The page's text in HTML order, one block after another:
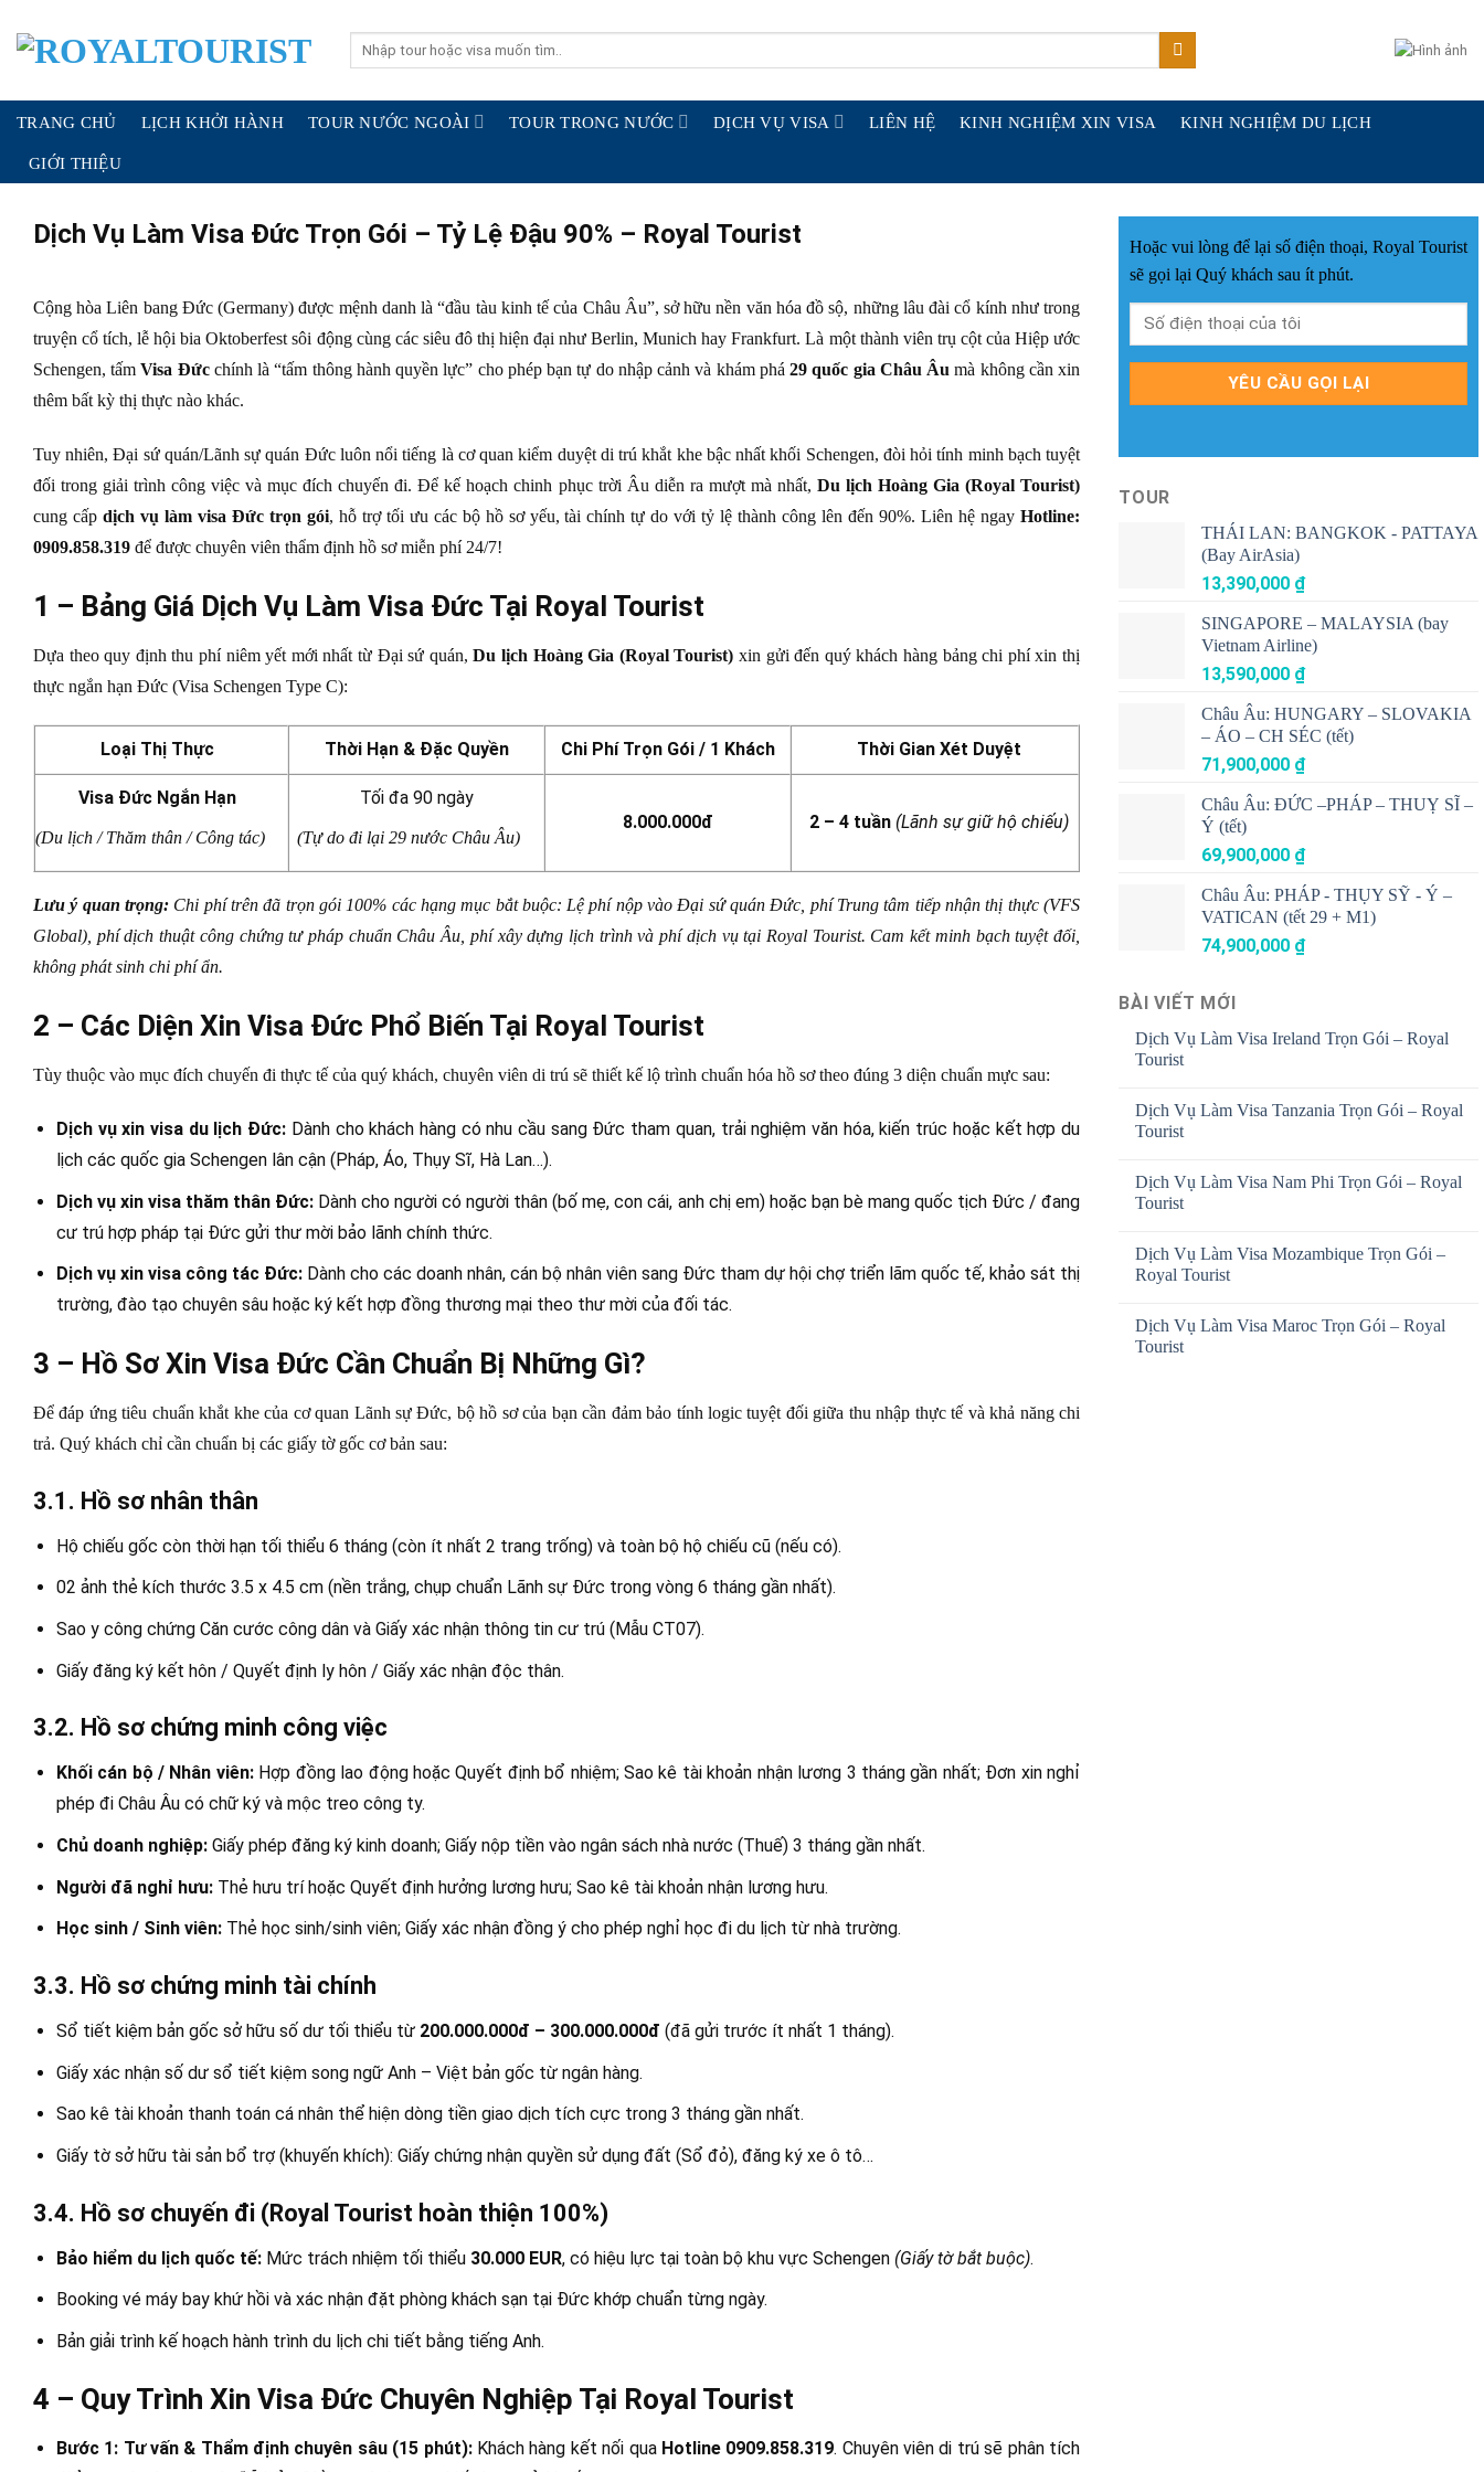
content
Search
TRANG CHỦ LỊCH KHỞI HÀNH TOUR NƯỚC NGOÀI TOUR TRONG NƯỚC DỊCH VỤ VISA LIÊN HỆ KINH NGHIỆM XIN VISA KINH NGHIỆM DU LỊCH
GIỚI THIỆU
Dịch Vụ Làm Visa Đức Trọn Gói – Tỷ Lệ Đậu 90% – Royal Tourist
Cộng hòa Liên bang Đức (Germany) được mệnh danh là “đầu tàu kinh tế của Châu Âu”, sở hữu nền văn hóa đồ sộ, những lâu đài cổ kính như trong
truyện cổ tích, lễ hội bia Oktoberfest sôi động cùng các siêu đô thị hiện đại như Berlin, Munich hay Frankfurt. Là một thành viên trụ cột của Hiệp ước
Schengen, tấmVisa Đứcchính là “tấm thông hành quyền lực” cho phép bạn tự do nhập cảnh và khám phá29 quốc gia Châu Âu mà không cần xin
thêm bất kỳ thị thực nào khác.
Tuy nhiên, Đại sứ quán/Lãnh sự quán Đức luôn nổi tiếng là cơ quan kiểm duyệt di trú khắt khe bậc nhất khối Schengen, đòi hỏi tính minh bạch tuyệt
đối trong giải trình công việc và mục đích chuyến đi. Để kế hoạch chinh phục trời Âu diễn ra mượt mà nhất, Du lịch Hoàng Gia (Royal Tourist)
cung cấp dịch vụ làm visa Đức trọn gói, hỗ trợ tối ưu các bộ hồ sơ yếu, tài chính tự do với tỷ lệ thành công lên đến 90%. Liên hệ ngayHotline:
0909.858.319 để được chuyên viên thẩm định hồ sơ miễn phí 24/7!
1 – Bảng Giá Dịch Vụ Làm Visa Đức Tại Royal Tourist
Dựa theo quy định thu phí niêm yết mới nhất từ Đại sứ quán,Du lịch Hoàng Gia (Royal Tourist) xin gửi đến quý khách hàng bảng chi phí xin thị
thực ngắn hạn Đức (Visa Schengen Type C):
Loại Thị Thực Thời Hạn & Đặc Quyền Chi Phí Trọn Gói / 1 Khách Thời Gian Xét Duyệt
Visa Đức Ngắn Hạn
(Du lịch / Thăm thân / Công tác)
Tối đa 90 ngày
(Tự do đi lại 29 nước Châu Âu)
8.000.000đ 2 – 4 tuần (Lãnh sự giữ hộ chiếu)
Lưu ý quan trọng:Chi phí trên đã trọn gói 100% các hạng mục bắt buộc: Lệ phí nộp vào Đại sứ quán Đức, phí Trung tâm tiếp nhận thị thực (VFS
Global), phí dịch thuật công chứng tư pháp chuẩn Châu Âu, phí xây dựng lịch trình và phí dịch vụ tại Royal Tourist. Cam kết minh bạch tuyệt đối,
không phát sinh chi phí ẩn.
2 – Các Diện Xin Visa Đức Phổ Biến Tại Royal Tourist
Tùy thuộc vào mục đích chuyến đi thực tế của quý khách, chuyên viên di trú sẽ thiết kế lộ trình chuẩn hóa hồ sơ theo đúng 3 diện chuẩn mực sau:
Dịch vụ xin visa du lịch Đức: Dành cho khách hàng có nhu cầu sang Đức tham quan, trải nghiệm văn hóa, kiến trúc hoặc kết hợp du
lịch các quốc gia Schengen lân cận (Pháp, Áo, Thụy Sĩ, Hà Lan…).
Dịch vụ xin visa thăm thân Đức: Dành cho người có người thân (bố mẹ, con cái, anh chị em) hoặc bạn bè mang quốc tịch Đức / đang
cư trú hợp pháp tại Đức gửi thư mời bảo lãnh chính thức.
Dịch vụ xin visa công tác Đức:Dành cho các doanh nhân, cán bộ nhân viên sang Đức tham dự hội chợ triển lãm quốc tế, khảo sát thị
trường, đào tạo chuyên sâu hoặc ký kết hợp đồng thương mại theo thư mời của đối tác.
3 – Hồ Sơ Xin Visa Đức Cần Chuẩn Bị Những Gì?
Để đáp ứng tiêu chuẩn khắt khe của cơ quan Lãnh sự Đức, bộ hồ sơ của bạn cần đảm bảo tính logic tuyệt đối giữa thu nhập thực tế và khả năng chi
trả. Quý khách chỉ cần chuẩn bị các giấy tờ gốc cơ bản sau:
3.1. Hồ sơ nhân thân
Hộ chiếu gốc còn thời hạn tối thiểu 6 tháng (còn ít nhất 2 trang trống) và toàn bộ hộ chiếu cũ (nếu có).
02 ảnh thẻ kích thước 3.5 x 4.5 cm (nền trắng, chụp chuẩn Lãnh sự Đức trong vòng 6 tháng gần nhất).
Sao y công chứng Căn cước công dân và Giấy xác nhận thông tin cư trú (Mẫu CT07).
Giấy đăng ký kết hôn / Quyết định ly hôn / Giấy xác nhận độc thân.
3.2. Hồ sơ chứng minh công việc
Khối cán bộ / Nhân viên:Hợp đồng lao động hoặc Quyết định bổ nhiệm; Sao kê tài khoản nhận lương 3 tháng gần nhất; Đơn xin nghỉ
phép đi Châu Âu có chữ ký và mộc treo công ty.
Chủ doanh nghiệp:Giấy phép đăng ký kinh doanh; Giấy nộp tiền vào ngân sách nhà nước (Thuế) 3 tháng gần nhất.
Người đã nghỉ hưu:Thẻ hưu trí hoặc Quyết định hưởng lương hưu; Sao kê tài khoản nhận lương hưu.
Học sinh / Sinh viên:Thẻ học sinh/sinh viên; Giấy xác nhận đồng ý cho phép nghỉ học đi du lịch từ nhà trường.
3.3. Hồ sơ chứng minh tài chính
Sổ tiết kiệm bản gốc sở hữu số dư tối thiểu từ 200.000.000đ – 300.000.000đ (đã gửi trước ít nhất 1 tháng).
Giấy xác nhận số dư sổ tiết kiệm song ngữ Anh – Việt bản gốc từ ngân hàng.
Sao kê tài khoản thanh toán cá nhân thể hiện dòng tiền giao dịch tích cực trong 3 tháng gần nhất.
Giấy tờ sở hữu tài sản bổ trợ (khuyến khích): Giấy chứng nhận quyền sử dụng đất (Sổ đỏ), đăng ký xe ô tô…
3.4. Hồ sơ chuyến đi (Royal Tourist hoàn thiện 100%)
Bảo hiểm du lịch quốc tế:Mức trách nhiệm tối thiểu 30.000 EUR, có hiệu lực tại toàn bộ khu vực Schengen (Giấy tờ bắt buộc).
Booking vé máy bay khứ hồi và xác nhận đặt phòng khách sạn tại Đức khớp chuẩn từng ngày.
Bản giải trình kế hoạch hành trình du lịch chi tiết bằng tiếng Anh.
4 – Quy Trình Xin Visa Đức Chuyên Nghiệp Tại Royal Tourist
Bước 1: Tư vấn & Thẩm định chuyên sâu (15 phút):Khách hàng kết nối qua Hotline 0909.858.319. Chuyên viên di trú sẽ phân tích
Hoặc vui lòng để lại số điện thoại, Royal Tourist
sẽ gọi lại Quý khách sau ít phút.
TOUR
THÁI LAN: BANGKOK - PATTAYA
(Bay AirAsia)
13,390,000 ₫
SINGAPORE – MALAYSIA (bay
Vietnam Airline)
13,590,000 ₫
Châu Âu: HUNGARY – SLOVAKIA
– ÁO – CH SÉC (tết)
71,900,000 ₫
Châu Âu: ĐỨC –PHÁP – THUỴ SĨ –
Ý (tết)
69,900,000 ₫
Châu Âu: PHÁP - THỤY SỸ - Ý –
VATICAN (tết 29 + M1)
74,900,000 ₫
BÀI VIẾT MỚI
Dịch Vụ Làm Visa Ireland Trọn Gói – Royal
Tourist
Dịch Vụ Làm Visa Tanzania Trọn Gói – Royal
Tourist
Dịch Vụ Làm Visa Nam Phi Trọn Gói – Royal
Tourist
Dịch Vụ Làm Visa Mozambique Trọn Gói –
Royal Tourist
Dịch Vụ Làm Visa Maroc Trọn Gói – Royal
Tourist